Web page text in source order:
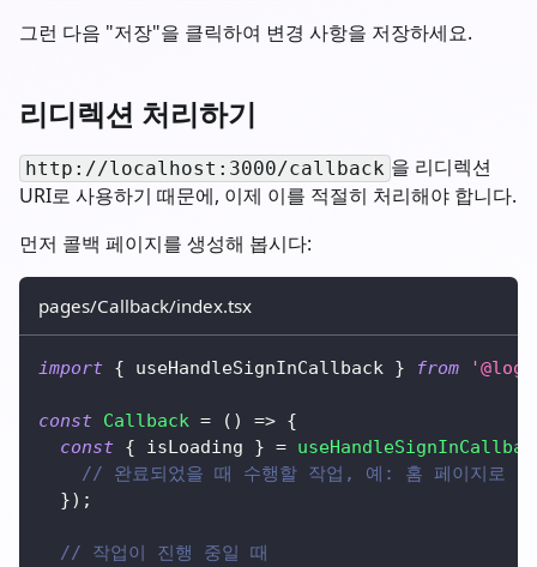
그런 다음 "저장"을 클릭하여 변경 사항을 저장하세요.
리디렉션 처리하기
http://localhost:3000/callback 을 리디렉션
URI로 사용하기 때문에, 이제 이를 적절히 처리해야 합니다.
먼저 콜백 페이지를 생성해 봅시다:
pages/Callback/index.tsx
import { useHandleSignInCallback } from
const Callback = ( ) => {
const { isLoading } =
// 완료되었을 때 수행할 작업, 예: 홈 페이지로 리
}) ;
// 작업이 진행 중일 때